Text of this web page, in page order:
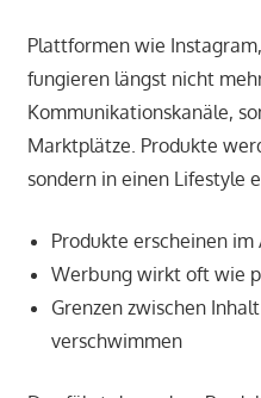
Plattformen wie
fungieren längst nicht
Kommunikationskanäle,
Marktplätze. Produkte
sondern in einen Lifestyle
Produkte erscheinen
Werbung wirkt oft wie
Grenzen zwischen
verschwimmen